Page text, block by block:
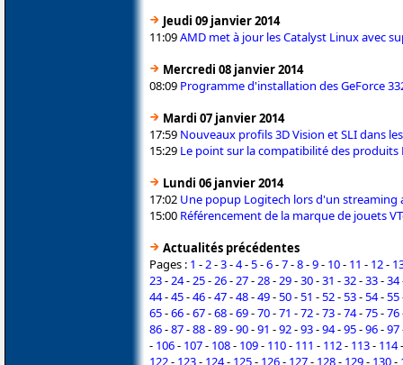
Jeudi 09 janvier 2014
11:09AMD met à jour les Catalyst Linux avec
Mercredi 08 janvier 2014
08:09 Programme d'installation des GeForce
Mardi 07 janvier 2014
17:59 Nouveaux profils 3D Vision et SLI dans
15:29 Le point sur la compatibilité des produits
Lundi 06 janvier 2014
17:02 Une popup Logitech lors d'un streaming
15:00 Référencement de la marque de jouets
Actualités précédentes
Pages : 1 - 2-3-4-5-6-7-8-9- 10- 11 - 12-
23- 24- 25- 26- 27- 28- 29-30-31 -32-33-34
44-45-46-47-48-49-50-51 -52-53-54-55
65-66-67-68-69-70-71 -72-73-74-75-76
86-87-88-89-90-91 -92-93-94-95-96-97
- 106- 107- 108- 109- 110- 111 - 112- 113- 114
122- 123- 124- 125- 126- 127- 128- 129- 130-